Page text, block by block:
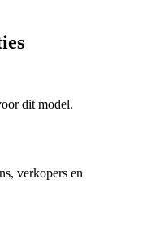
dit model.
verkopers en